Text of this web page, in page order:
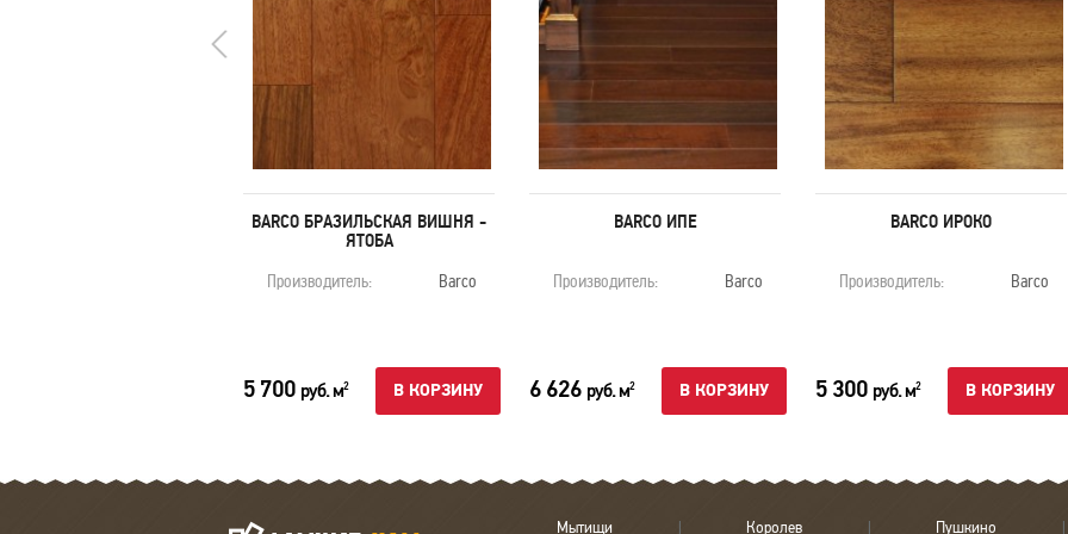
BARCO БРАЗИЛЬСКАЯ ВИШНЯ -
ЯТОБА
Производитель: Barco
5 700 руб. м2 В КОРЗИНУ
BARCO ИПЕ
Производитель: Barco
6 626 руб. м2 В КОРЗИНУ
BARCO ИРОКО
Производитель: Barco
5 300 руб. м2 В КОРЗИНУ
Мытищи Королев Пушкино